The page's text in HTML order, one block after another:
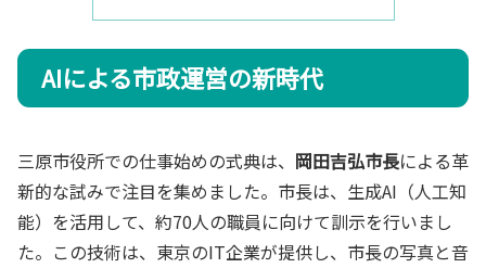
AIによる市政運営の新時代
三原市役所での仕事始めの式典は、 岡田吉弘市長による革
新的な試みで注目を集めました。市長は、生成AI（人工知
能）を活用して、約70人の職員に向けて訓示を行いまし
た。この技術は、東京のIT企業が提供し、市長の写真と音